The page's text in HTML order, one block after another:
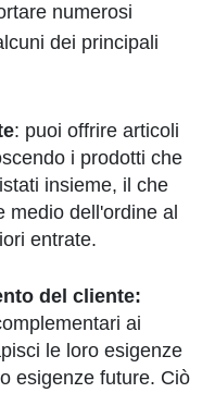
numerosi
dei principali
: puoi offrire articoli
i prodotti che
insieme, il che
medio dell'ordine al
entrate.
del cliente:
ai
le loro esigenze
esigenze future. Ciò